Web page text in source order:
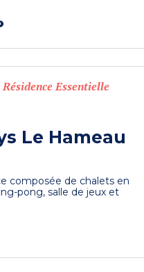
Essentielle
Le Hameau
composée de chalets en
pong, salle de jeux et